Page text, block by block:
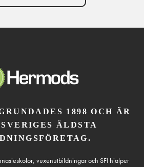
1898 OCH ÄR
ÄLDSTA
vuxenutbildningar och SFI hjälper